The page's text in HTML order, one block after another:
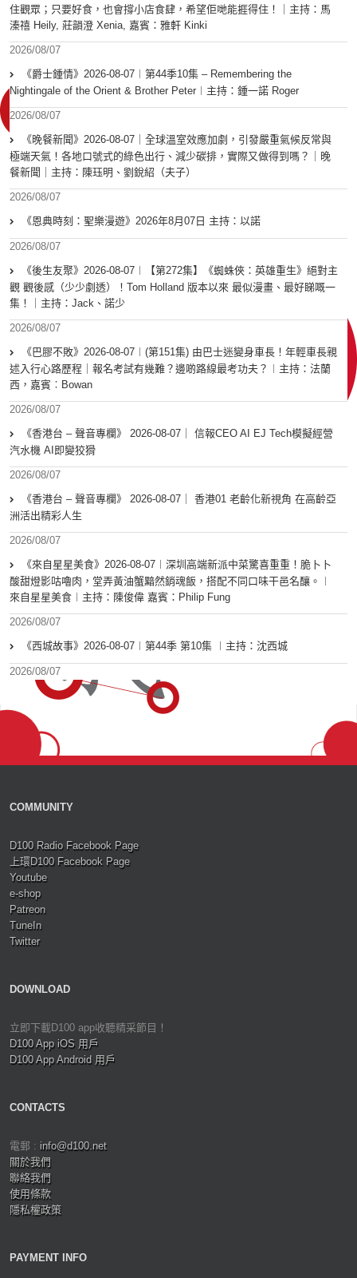
住觀眾；只要好食，也會撐小店食肆，希望佢哋能捱得住！｜主持：馬
溱禧 Heily, 莊韻澄 Xenia, 嘉賓：雅軒 Kinki
2026/08/07
《爵士鍾情》2026-08-07︱第44季10集 – Remembering the
Nightingale of the Orient & Brother Peter︱主持：鍾一諾 Roger
2026/08/07
《晚餐新聞》2026-08-07｜全球溫室效應加劇，引發嚴重氣候反常與
極端天氣！各地口號式的綠色出行、減少碳排，實際又做得到嗎？｜晚
餐新聞｜主持：陳珏明、劉銳紹（夫子）
2026/08/07
《恩典時刻：聖樂漫遊》2026年8月07日 主持：以諾
2026/08/07
《後生友聚》2026-08-07︱【第272集】《蜘蛛俠：英雄重生》絕對主
觀 觀後感（少少劇透）！Tom Holland 版本以來 最似漫畫、最好睇嘅一
集！｜主持：Jack、諾少
2026/08/07
《巴膠不敗》2026-08-07︱(第151集) 由巴士迷變身車長！年輕車長親
述入行心路歷程｜報名考試有幾難？邊啲路線最考功夫？︱主持：法蘭
西，嘉賓︰Bowan
2026/08/07
《香港台 – 聲音專欄》 2026-08-07｜ 信報CEO AI EJ Tech模擬經營
汽水機 AI即變狡猾
2026/08/07
《香港台 – 聲音專欄》 2026-08-07｜ 香港01 老齡化新視角 在高齡亞
洲活出精彩人生
2026/08/07
《來自星星美食》2026-08-07︱深圳高端新派中菜驚喜重重！脆卜卜
酸甜燈影咕嚕肉，堂弄黃油蟹黯然銷魂飯，搭配不同口味干邑名釀。︱
來自星星美食︱主持：陳俊偉 嘉賓：Philip Fung
2026/08/07
《西城故事》2026-08-07︱第44季 第10集 ︱主持：沈西城
2026/08/07
COMMUNITY
D100 Radio Facebook Page
上環D100 Facebook Page
Youtube
e-shop
Patreon
TuneIn
Twitter
DOWNLOAD
立即下載D100 app收聽精采節目！
D100 App iOS 用戶
D100 App Android 用戶
CONTACTS
電郵 : info@d100.net
關於我們
聯絡我們
使用條款
隱私權政策
PAYMENT INFO